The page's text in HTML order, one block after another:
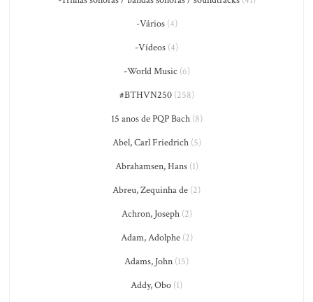
-Vários(4)
-Vídeos (4)
-World Music (6)
#BTHVN250(258)
15 anos de PQP Bach(8)
Abel, Carl Friedrich(5)
Abrahamsen, Hans(1)
Abreu, Zequinha de (2)
Achron, Joseph(2)
Adam, Adolphe(2)
Adams, John (15)
Addy, Obo (1)